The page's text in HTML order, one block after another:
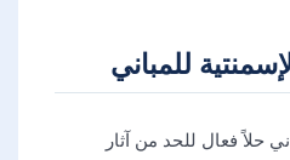
للمباني
حلاً فعال للحد من آثار